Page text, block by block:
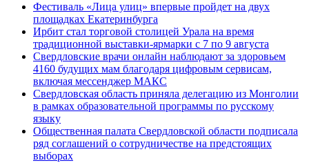
Фестиваль «Лица улиц» впервые пройдет на двух
площадках Екатеринбурга
Ирбит стал торговой столицей Урала на время
традиционной выставки-ярмарки с 7 по 9 августа
Свердловские врачи онлайн наблюдают за здоровьем
4160 будущих мам благодаря цифровым сервисам,
включая мессенджер МАКС
Свердловская область приняла делегацию из Монголии
в рамках образовательной программы по русскому
языку
Общественная палата Свердловской области подписала
ряд соглашений о сотрудничестве на предстоящих
выборах